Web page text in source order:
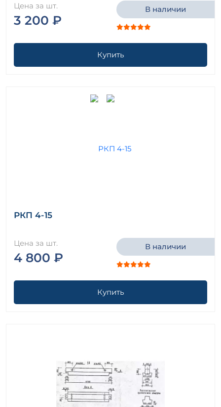
Цена за шт.
3 200 ₽
В наличии
Купить
РКП 4-15
Цена за шт.
4 800 ₽
В наличии
Купить